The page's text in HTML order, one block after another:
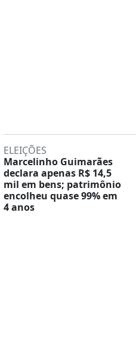
ELEIÇÕES
Marcelinho Guimarães
declara apenas R$ 14,5
mil em bens; patrimônio
encolheu quase 99% em
4 anos